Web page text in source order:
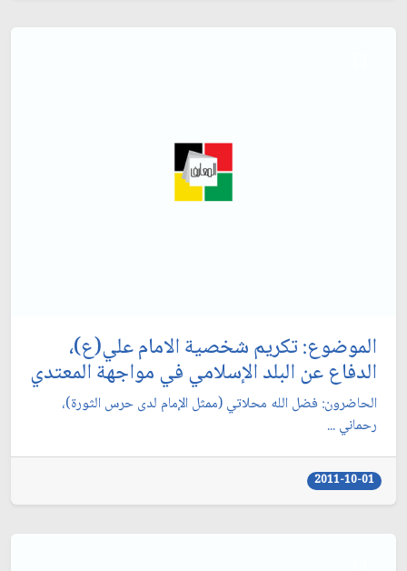
الموضوع: تكريم شخصية الامام علي(ع)،
الدفاع عن البلد الإسلامي في مواجهة المعتدي‏
الحاضرون: فضل الله محلاتي (ممثل الإمام لدى حرس الثورة)،
رحماني ...
2011-10-01